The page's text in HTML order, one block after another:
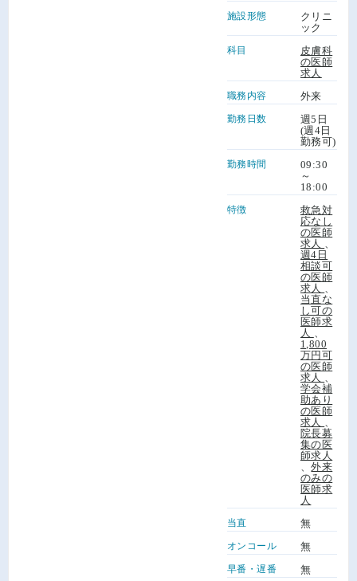
施設形態
クリニ
ック
科目
皮膚科
の医師
求人
職務内容 外来
勤務日数
週5日
(週4日
勤務可)
勤務時間
09:30
～
18:00
特徴
救急対
応なし
の医師
求人
週4日
相談可
の医師
求人
当直な
し可の
医師求
人
1,800
万円可
の医師
求人
学会補
助あり
の医師
求人
院長募
集の医
師求人
、外来
のみの
医師求
人
当直 無
オンコール 無
早番・遅番 無